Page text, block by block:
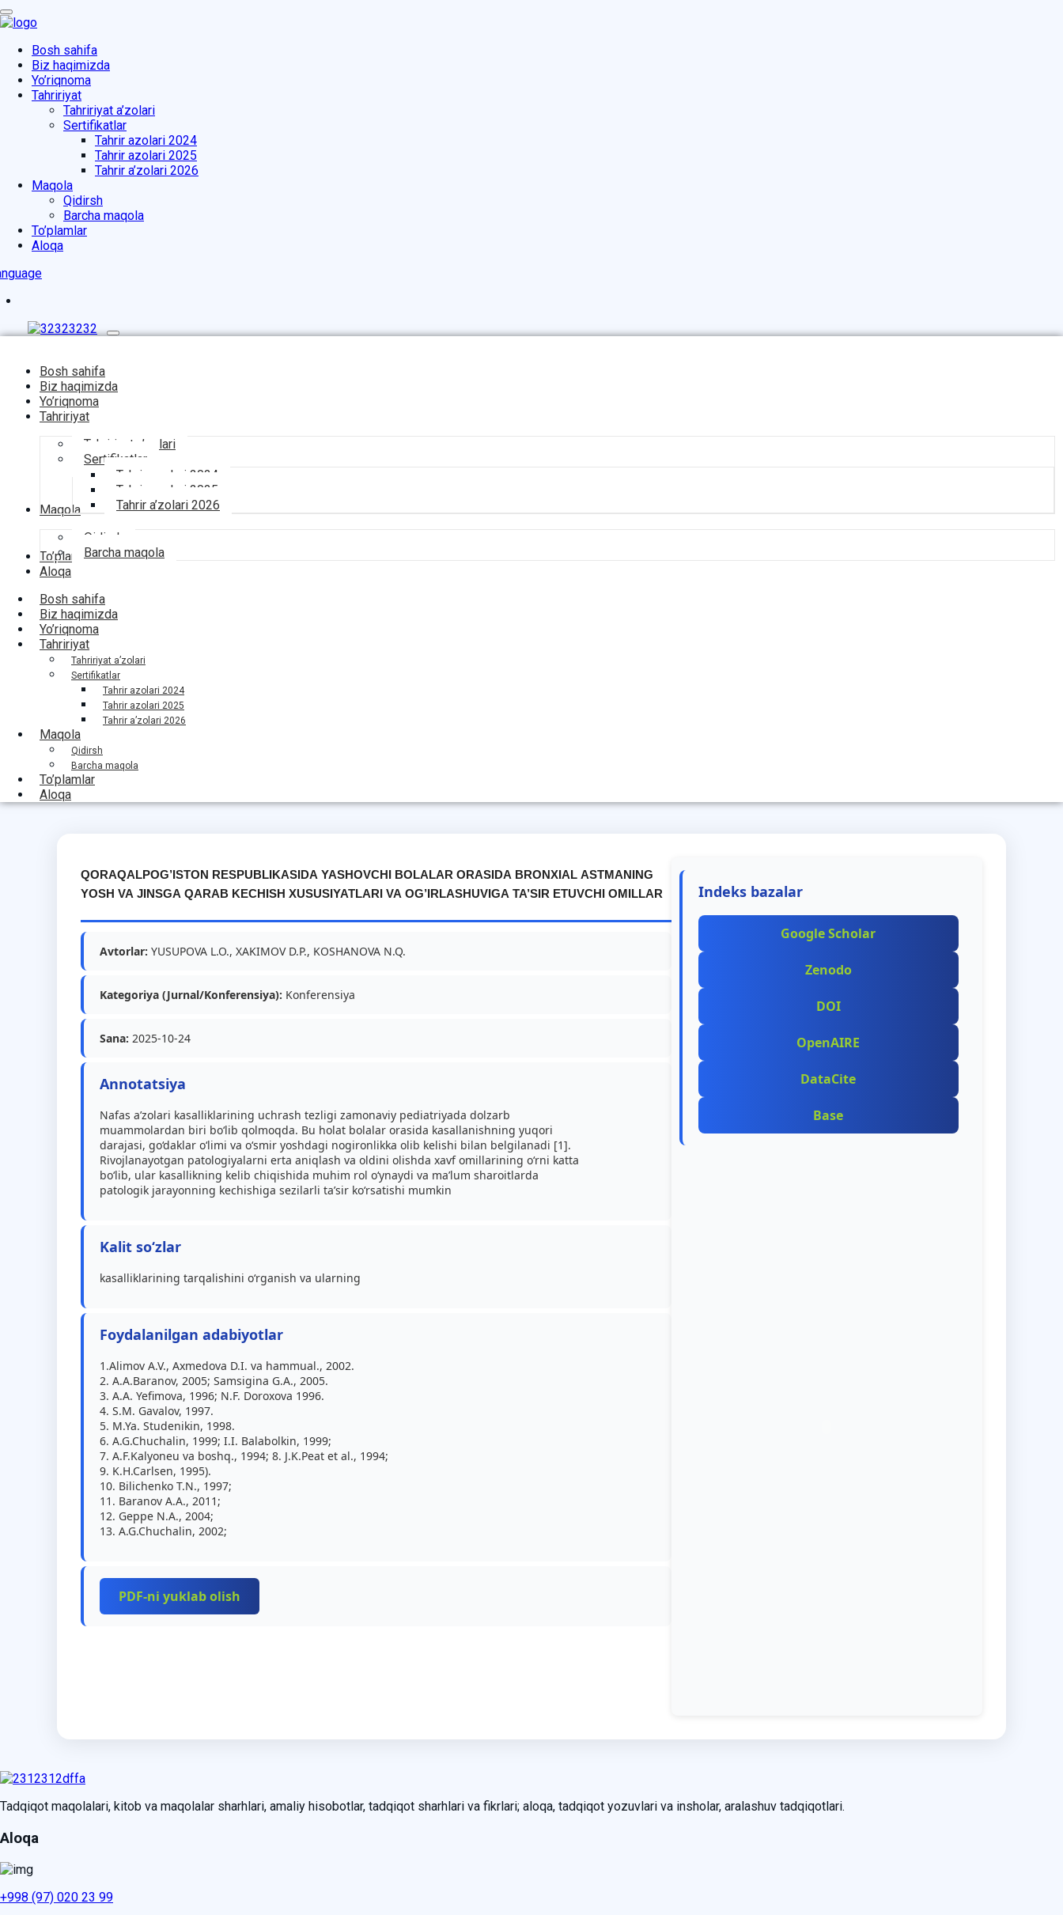
Bosh sahifa
Biz haqimizda
Yo’riqnoma
Tahririyat
Tahririyat a’zolari
Sertifikatlar
Tahrir azolari 2024
Tahrir azolari 2025
Tahrir a’zolari 2026
Maqola
Qidirsh
Barcha maqola
To’plamlar
Aloqa
Bosh sahifa
Biz haqimizda
Yo’riqnoma
Tahririyat
Tahririyat a’zolari
Sertifikatlar
Tahrir azolari 2024
Tahrir azolari 2025
Tahrir a’zolari 2026
Maqola
Qidirsh
Barcha maqola
To’plamlar
Aloqa
Bosh sahifa
Biz haqimizda
Yo’riqnoma
Tahririyat
Tahririyat a’zolari
Sertifikatlar
Tahrir azolari 2024
Tahrir azolari 2025
Tahrir a’zolari 2026
Maqola
Qidirsh
Barcha maqola
To’plamlar
Aloqa
QORAQALPOG’ISTON RESPUBLIKASIDA YASHOVCHI BOLALAR ORASIDA BRONXIAL ASTMANING
YOSH VA JINSGA QARAB KECHISH XUSUSIYATLARI VA OG’IRLASHUVIGA TA’SIR ETUVCHI OMILLAR
Avtorlar: YUSUPOVA L.O., XAKIMOV D.P., KOSHANOVA N.Q.
Kategoriya (Jurnal/Konferensiya): Konferensiya
Sana: 2025-10-24
Annotatsiya
Nafas a’zolari kasalliklarining uchrash tezligi zamonaviy pediatriyada dolzarb
muammolardan biri bo‘lib qolmoqda. Bu holat bolalar orasida kasallanishning yuqori
darajasi, go‘daklar o‘limi va o‘smir yoshdagi nogironlikka olib kelishi bilan belgilanadi [1].
Rivojlanayotgan patologiyalarni erta aniqlash va oldini olishda xavf omillarining o‘rni katta
bo‘lib, ular kasallikning kelib chiqishida muhim rol o‘ynaydi va ma’lum sharoitlarda
patologik jarayonning kechishiga sezilarli ta’sir ko‘rsatishi mumkin
Kalit so‘zlar
kasalliklarining tarqalishini o‘rganish va ularning
Foydalanilgan adabiyotlar
1.Alimov A.V., Axmedova D.I. va hammual., 2002.
2. A.A.Baranov, 2005; Samsigina G.A., 2005.
3. A.A. Yefimova, 1996; N.F. Doroxova 1996.
4. S.M. Gavalov, 1997.
5. M.Ya. Studenikin, 1998.
6. A.G.Chuchalin, 1999; I.I. Balabolkin, 1999;
7. A.F.Kalyoneu va boshq., 1994; 8. J.K.Peat et al., 1994;
9. K.H.Carlsen, 1995).
10. Bilichenko T.N., 1997;
11. Baranov A.A., 2011;
12. Geppe N.A., 2004;
13. A.G.Chuchalin, 2002;
PDF-ni yuklab olish
Indeks bazalar
Google Scholar
Zenodo
DOI
OpenAIRE
DataCite
Base
Tadqiqot maqolalari, kitob va maqolalar sharhlari, amaliy hisobotlar, tadqiqot sharhlari va fikrlari; aloqa, tadqiqot yozuvlari va insholar, aralashuv tadqiqotlari.
Aloqa
+998 (97) 020 23 99